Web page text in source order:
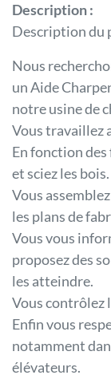
Description :
Description du
Nous
un Aide
notre usine de
Vous travaillez
En fonction
et sciez les
Vous
les plans de
Vous vous
proposez des
les atteindre.
Vous contrôlez
Enfin vous
notamment
élévateurs.